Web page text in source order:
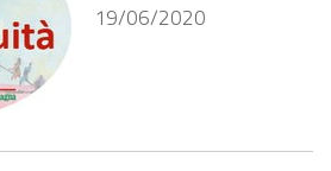
19/06/2020